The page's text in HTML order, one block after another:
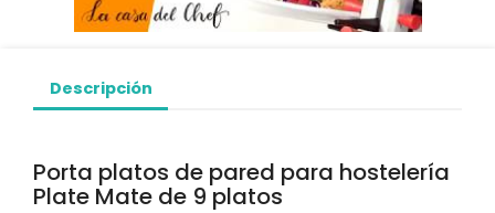
Descripción
Porta platos de pared para hostelería
Plate Mate de 9 platos